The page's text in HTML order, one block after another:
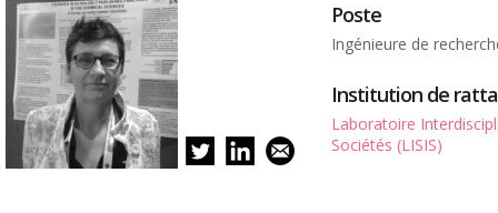
Poste
Ingénieure de
Institution de
Laboratoire
Sociétés (LISIS)